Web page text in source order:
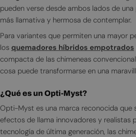
pueden verse desde ambos lados de
más llamativa y hermosa de contemplar.
Para variantes que permiten una mayor
los quemadores híbridos empotrados
compacta de las chimeneas
cosa puede transformarse en una
¿Qué es un Opti-Myst?
Opti-Myst es una marca reconocida que
efectos de llama innovadores y realistas
tecnología de última generación, las